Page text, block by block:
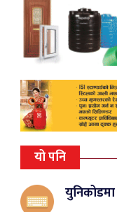
यो पनि
युनिकोडमा